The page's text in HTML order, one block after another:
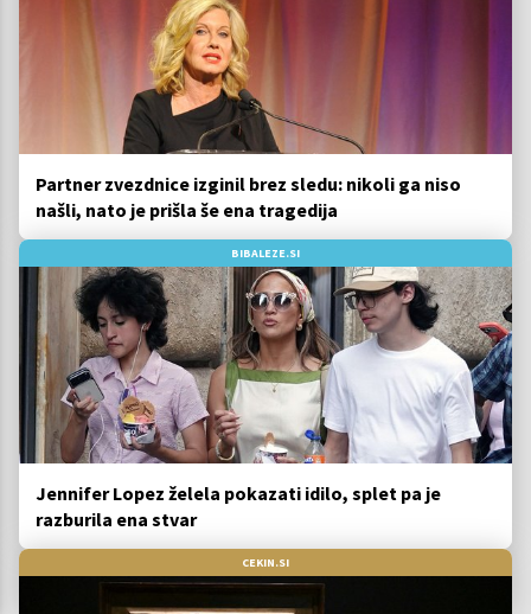
Partner zvezdnice izginil brez sledu: nikoli ga niso
našli, nato je prišla še ena tragedija
BIBALEZE.SI
Jennifer Lopez želela pokazati idilo, splet pa je
razburila ena stvar
CEKIN.SI